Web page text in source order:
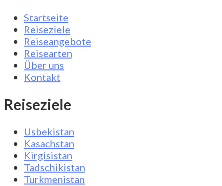
Startseite
Reiseziele
Reiseangebote
Reisearten
Über uns
Kontakt
Reiseziele
Usbekistan
Kasachstan
Kirgisistan
Tadschikistan
Turkmenistan